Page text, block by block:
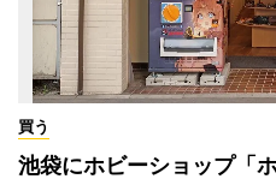
買う
池袋にホビーショップ「